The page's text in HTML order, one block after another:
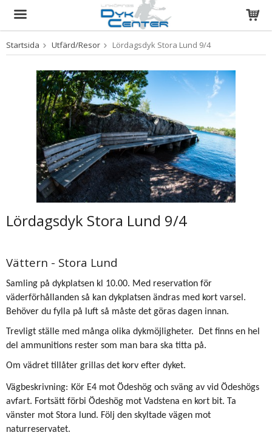
Produkten har blivit tillagd i varukorgen
Startsida Utfärd/Resor Lördagsdyk Stora Lund 9/4
Lördagsdyk Stora Lund 9/4
Vättern - Stora Lund
Samling på dykplatsen kl 10.00. Med reservation för
väderförhållanden så kan dykplatsen ändras med kort varsel.
Behöver du fylla på luft så måste det göras dagen innan.
Trevligt ställe med många olika dykmöjligheter.
Det finns en hel
del ammunitions rester som man bara ska titta på.
Om vädret tillåter grillas det korv efter dyket.
Vägbeskrivning: Kör E4 mot Ödeshög och sväng av vid Ödeshögs
avfart. Fortsätt förbi Ödeshög mot Vadstena en kort bit. Ta
vänster mot Stora lund. Följ den skyltade vägen mot
naturreservatet.